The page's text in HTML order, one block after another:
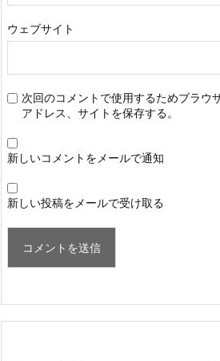
ウェブサイト
次回のコメントで使用するためブラウ
アドレス、サイトを保存する。
新しいコメントをメールで通知
新しい投稿をメールで受け取る